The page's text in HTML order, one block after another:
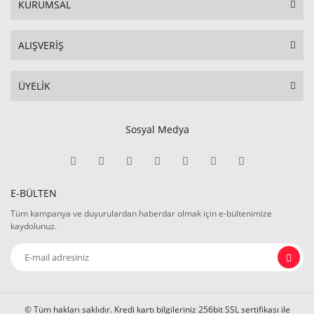
KURUMSAL
ALIŞVERİŞ
ÜYELİK
Sosyal Medya
E-BÜLTEN
Tüm kampanya ve duyurulardan haberdar olmak için e-bültenimize
kaydolunuz.
© Tüm hakları saklıdır. Kredi kartı bilgileriniz 256bit SSL sertifikası ile